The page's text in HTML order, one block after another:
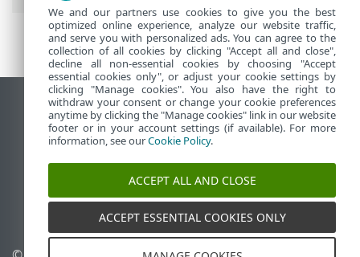
Переглянути повну версію
End of Life
База знань ESET
Форум ESET
ESET Status Portal
Регіональна підтримка
We and our partners use cookies to give you the best
optimized online experience, analyze our website traffic,
and serve you with personalized ads. You can agree to the
collection of all cookies by clicking "Accept all and close",
decline all non-essential cookies by choosing "Accept
essential cookies only", or adjust your cookie settings by
clicking "Manage cookies". You also have the right to
withdraw your consent or change your cookie preferences
anytime by clicking the "Manage cookies" link in our website
footer or in your account settings (if available). For more
information, see ourCookie Policy.
ACCEPT ALL AND CLOSE
ACCEPT ESSENTIAL COOKIES ONLY